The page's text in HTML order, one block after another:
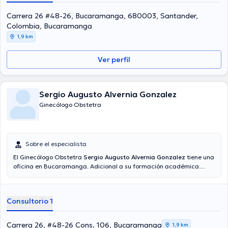
Reynaldo Guerrero Ortega ha compartido en considerables
conferencias con el objetivo de tener una formación continua en su
ámbito de especialización y ha compartido diversas ediciones. Por
último, el médico puede hablar en Español.
Carrera 26 #48-26, Bucaramanga, 680003, Santander,
Colombia, Bucaramanga
1,9 km
Ver perfil
Sergio Augusto Alvernia Gonzalez
Ginecólogo Obstetra
Sobre el especialista
El Ginecólogo Obstetra Sergio Augusto Alvernia Gonzalez tiene una
oficina en Bucaramanga. Adicional a su formación académica
especialidad. El profesional de la salud cuenta con varios años de
desempeñado como miembro de diversas asociaciones médicas.
Sergio Augusto Alvernia Gonzalez ha cooperado en innumerables
conferencias con el ideal de tener una formación continua en su
Consultorio 1
Carrera 26, #48-26 Cons. 106, Bucaramanga 1,9 km